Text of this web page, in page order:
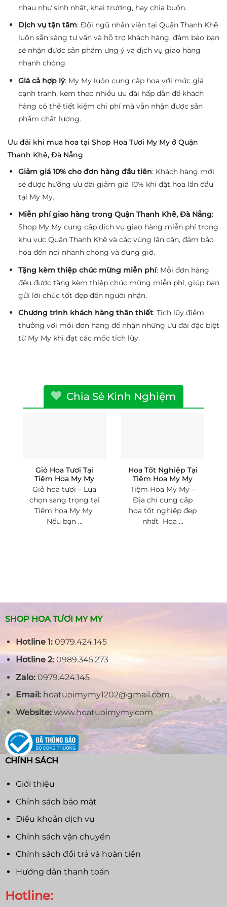
nhau như sinh nhật, khai trương, hay chia buồn.
Dịch vụ tận tâm: Đội ngũ nhân viên tại Quận Thanh Khê
luôn sẵn sàng tư vấn và hỗ trợ khách hàng, đảm bảo bạn
sẽ nhận được sản phẩm ưng ý và dịch vụ giao hàng
nhanh chóng.
Giá cả hợp lý: My My luôn cung cấp hoa với mức giá
cạnh tranh, kèm theo nhiều ưu đãi hấp dẫn để khách
hàng có thể tiết kiệm chi phí mà vẫn nhận được sản
phẩm chất lượng.
Ưu đãi khi mua hoa tại Shop Hoa Tươi My My ở Quận
Thanh Khê, Đà Nẵng
Giảm giá 10% cho đơn hàng đầu tiên: Khách hàng mới
sẽ được hưởng ưu đãi giảm giá 10% khi đặt hoa lần đầu
tại My My.
Miễn phí giao hàng trong Quận Thanh Khê, Đà Nẵng:
Shop My My cung cấp dịch vụ giao hàng miễn phí trong
khu vực Quận Thanh Khê và các vùng lân cận, đảm bảo
hoa đến nơi nhanh chóng và đúng giờ.
Tặng kèm thiệp chúc mừng miễn phí: Mỗi đơn hàng
đều được tặng kèm thiệp chúc mừng miễn phí, giúp bạn
gửi lời chúc tốt đẹp đến người nhận.
Chương trình khách hàng thân thiết: Tích lũy điểm
thưởng với mỗi đơn hàng để nhận những ưu đãi đặc biệt
từ My My khi đạt các mốc tích lũy.
Chia Sẻ Kinh Nghiệm
Giỏ Hoa Tươi Tại
Tiệm Hoa My My
Giỏ hoa tươi – Lựa
chọn sang trọng tại
Tiệm hoa My My
Nếu bạn ...
Hoa Tốt Nghiệp Tại
Tiệm Hoa My My
Tiệm Hoa My My –
Địa chỉ cung cấp
hoa tốt nghiệp đẹp
nhất Hoa ...
SHOP HOA TƯƠI MY MY
Hotline 1:0979.424.145
Hotline 2:0989.345.273
Zalo:0979.424.145
Email:hoatuoimymy1202@gmail.com
Website:www.hoatuoimymy.com
CHÍNH SÁCH
Giới thiệu
Chính sách bảo mật
Điều khoản dịch vụ
Chính sách vận chuyển
Chính sách đổi trả và hoàn tiền
Hướng dẫn thanh toán
Hotline: